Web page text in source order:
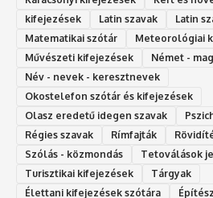
kifejezések
Latin szavak
Latin
Matematikai szótár
Meteorológiai
Művészeti kifejezések
Német -
Név - nevek - keresztnevek
Okostelefon szótár és kifejezések
Olasz eredetű idegen szavak
Régies szavak
Rímfajták
Szólás - közmondás
Tetoválások
Turisztikai kifejezések
Tárgyak
Élettani kifejezések szótára